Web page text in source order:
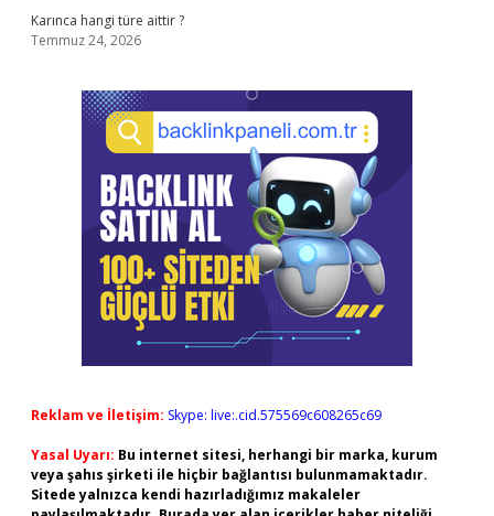
Karınca hangi türe aittir ?
Temmuz 24, 2026
Reklam ve İletişim: Skype: live:.cid.575569c608265c69
Yasal Uyarı: Bu internet sitesi, herhangi bir marka, kurum
veya şahıs şirketi ile hiçbir bağlantısı bulunmamaktadır.
Sitede yalnızca kendi hazırladığımız makaleler